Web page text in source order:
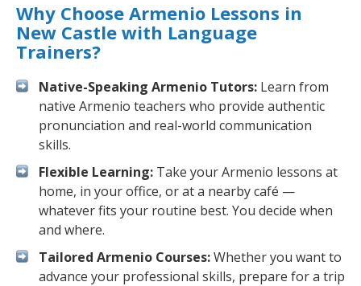
Why Choose Armenio Lessons in
New Castle with Language
Trainers?
Native-Speaking Armenio Tutors: Learn from
native Armenio teachers who provide authentic
pronunciation and real-world communication
skills.
Flexible Learning: Take your Armenio lessons at
home, in your office, or at a nearby café —
whatever fits your routine best. You decide when
and where.
Tailored Armenio Courses:Whether you want to
advance your professional skills, prepare for a trip